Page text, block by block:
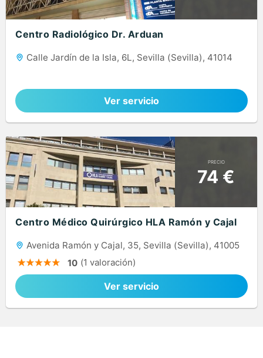
Centro Radiológico Dr. Arduan
Calle Jardín de la Isla, 6L, Sevilla (Sevilla), 41014
Ver servicio
PRECIO
74 €
Centro Médico Quirúrgico HLA Ramón y Cajal
Avenida Ramón y Cajal, 35, Sevilla (Sevilla), 41005
10 (1 valoración)
Ver servicio